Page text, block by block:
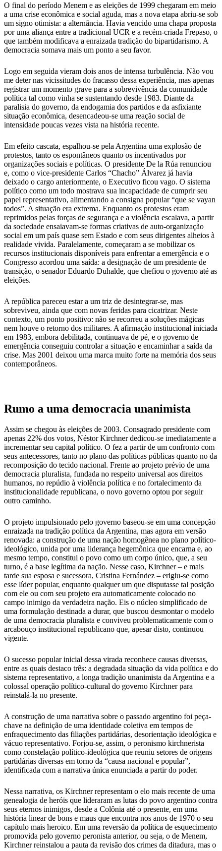
O final do período Menem e as eleições de 1999 chegaram em meio
a uma crise econômica e social aguda, mas a nova etapa abriu-se sob
um signo otimista: a alternância. Havia vencido uma chapa proposta
por uma aliança entre a tradicional UCR e a recém-criada Frepaso, o
que também modificava a enraizada tradição do bipartidarismo. A
democracia somava mais um ponto a seu favor.
Logo em seguida vieram dois anos de intensa turbulência. Não vou
me deter nas vicissitudes do fracasso dessa experiência, mas apenas
registrar um momento grave para a sobrevivência da comunidade
política tal como vinha se sustentando desde 1983. Diante da
paralisia do governo, da endogamia dos partidos e da asfixiante
situação econômica, desencadeou-se uma reação social de
intensidade poucas vezes vista na história recente.
Em efeito cascata, espalhou-se pela Argentina uma explosão de
protestos, tanto os espontâneos quanto os incentivados por
organizações sociais e políticas. O presidente De la Rúa renunciou
e, como o vice-presidente Carlos “Chacho” Álvarez já havia
deixado o cargo anteriormente, o Executivo ficou vago. O sistema
político como um todo mostrava sua incapacidade de cumprir seu
papel representativo, alimentando a consigna popular “que se vayan
todos”. A situação era extrema. Enquanto os protestos eram
reprimidos pelas forças de segurança e a violência escalava, a partir
da sociedade ensaiavam-se formas criativas de auto-organização
social em um país quase sem Estado e com seus dirigentes alheios à
realidade vivida. Paralelamente, começaram a se mobilizar os
recursos institucionais disponíveis para enfrentar a emergência e o
Congresso acordou uma saída: a designação de um presidente de
transição, o senador Eduardo Duhalde, que chefiou o governo até as
eleições.
A república pareceu estar a um triz de desintegrar-se, mas
sobreviveu, ainda que com novas feridas para cicatrizar. Neste
contexto, um ponto positivo: não se recorreu a soluções mágicas
nem houve o retorno dos militares. A afirmação institucional iniciada
em 1983, embora debilitada, continuava de pé, e o governo de
emergência conseguiu controlar a situação e encaminhar a saída da
crise. Mas 2001 deixou uma marca muito forte na memória dos seus
contemporâneos.
Rumo a uma democracia unanimista
Assim se chegou às eleições de 2003. Consagrado presidente com
apenas 22% dos votos, Néstor Kirchner dedicou-se imediatamente a
incrementar seu capital político. O fez a partir de um confronto com
seus antecessores, tanto no plano das políticas públicas quanto no da
recomposição do tecido nacional. Frente ao projeto prévio de uma
democracia pluralista, fundada no respeito universal aos direitos
humanos, no repúdio à violência política e no fortalecimento da
institucionalidade republicana, o novo governo optou por seguir
outro caminho.
O projeto impulsionado pelo governo baseou-se em uma concepção
enraizada na tradição política da Argentina, mas agora em versão
renovada: a construção de uma nação homogênea no plano político-
ideológico, unida por uma liderança hegemônica que encarna e, ao
mesmo tempo, constitui o povo como um corpo único, que, a seu
turno, é a base legítima da nação. Nesse caso, Kirchner – e mais
tarde sua esposa e sucessora, Cristina Fernández – erigiu-se como
esse líder popular, enquanto qualquer um que disputasse tal posição
com ele ou com seu projeto era automaticamente colocado no
campo inimigo da verdadeira nação. Eis o núcleo simplificado de
uma formulação destinada a durar, que buscou desmontar o modelo
de uma democracia pluralista e conviveu problematicamente com o
arcabouço institucional republicano que, apesar disto, continuou
vigente.
O sucesso popular inicial dessa virada reconhece causas diversas,
entre as quais destaco três: a degradada situação da vida política e do
sistema representativo, a longa tradição unanimista da Argentina e a
colossal operação político-cultural do governo Kirchner para
reinstalá-la no presente.
A construção de uma narrativa sobre o passado argentino foi peça-
chave na definição de uma identidade coletiva em tempos de
enfraquecimento das filiações partidárias, desorientação ideológica e
vácuo representativo. Forjou-se, assim, o peronismo kirchnerista
como constelação político-ideológica que reuniu setores de origens
partidárias diversas em torno da “causa nacional e popular”,
identificada com a narrativa única enunciada a partir do poder.
Nessa narrativa, os Kirchner representam o elo mais recente de uma
genealogia de heróis que lideraram as lutas do povo argentino contra
seus eternos inimigos, desde a Colônia até o presente, em uma
história linear de bons e maus que encontra nos anos de 1970 o seu
capítulo mais heroico. Em uma reversão da política de esquecimento
promovida pelo governo peronista anterior, ou seja, o de Menem,
Kirchner reinstalou a pauta da revisão dos crimes da ditadura, mas o